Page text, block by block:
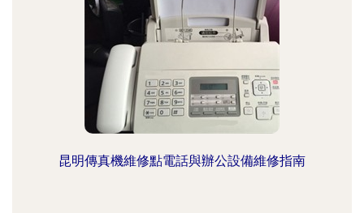
昆明傳真機維修點電話與辦公設備維修指南